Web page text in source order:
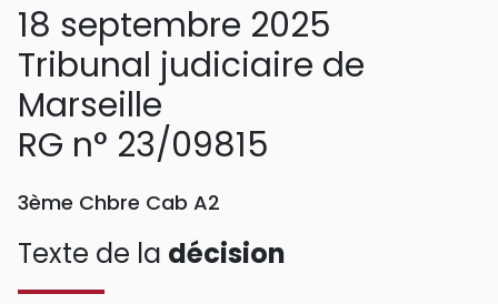
18 septembre 2025
Tribunal judiciaire de
Marseille
RG n° 23/09815
3ème Chbre Cab A2
Texte de la décision